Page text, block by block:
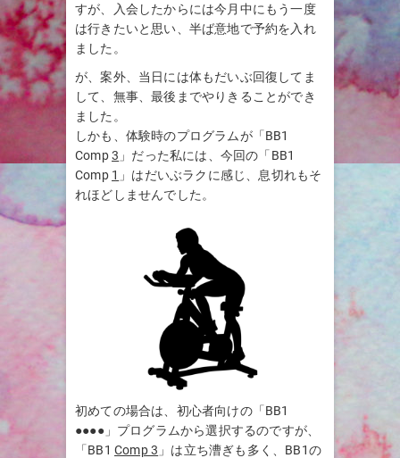
すが、入会したからには今月中にもう一度
は行きたいと思い、半ば意地で予約を入れ
ました。
が、案外、当日には体もだいぶ回復してま
して、無事、最後までやりきることができ
ました。
しかも、体験時のプログラムが「BB1
Comp3 」だった私には、今回の「BB1
Comp 1 」はだいぶラクに感じ、息切れもそ
れほどしませんでした。
初めての場合は、初心者向けの「BB1
●●●●」プログラムから選択するのですが、
「BB1 Comp 3 」は立ち漕ぎも多く、BB1の